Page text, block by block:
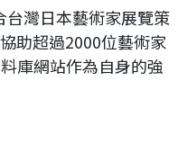
台灣日本藝術家展覽策
助超過2000位藝術家
庫網站作為自身的強